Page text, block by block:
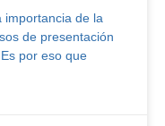
importancia de la
de presentación
por eso que